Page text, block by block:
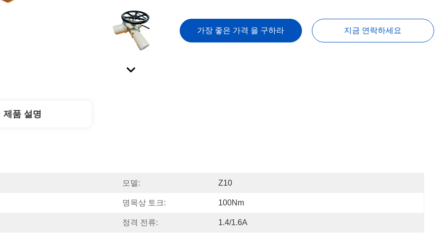
가장 좋은 가격 을 구하라 지금 연락하세요
제품 설명
모델: Z10
명목상 토크: 100Nm
정격 전류: 1.4/1.6A